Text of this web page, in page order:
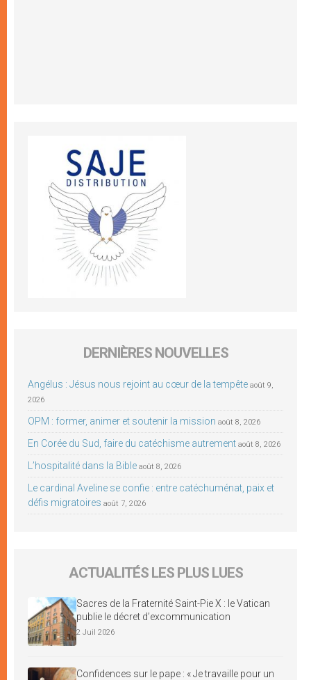
DERNIÈRES NOUVELLES
Angélus : Jésus nous rejoint au cœur de la tempête août 9,
2026
OPM : former, animer et soutenir la mission août 8, 2026
En Corée du Sud, faire du catéchisme autrement août 8, 2026
L’hospitalité dans la Bible août 8, 2026
Le cardinal Aveline se confie : entre catéchuménat, paix et
défis migratoires août 7, 2026
ACTUALITÉS LES PLUS LUES
Sacres de la Fraternité Saint-Pie X : le Vatican
publie le décret d’excommunication
2 Juil 2026
Confidences sur le pape : « Je travaille pour un